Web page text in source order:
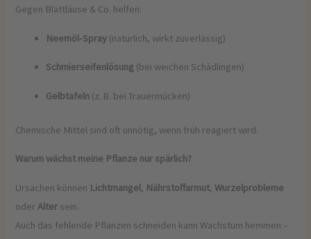
Gegen Blattläuse & Co. helfen:
Neemöl-Spray (natürlich, wirkt zuverlässig)
Schmierseifenlösung (bei weichen Schädlingen)
Gelbtafeln (z. B. bei Trauermücken)
Chemische Mittel sind oft unnötig, wenn früh reagiert wird.
Warum wächst meine Pflanze nur spärlich?
Ursachen können Lichtmangel, Nährstoffarmut, Wurzelprobleme
oderAlter sein.
Auch das fehlende Pflanzen schneiden kann Wachstum hemmen –